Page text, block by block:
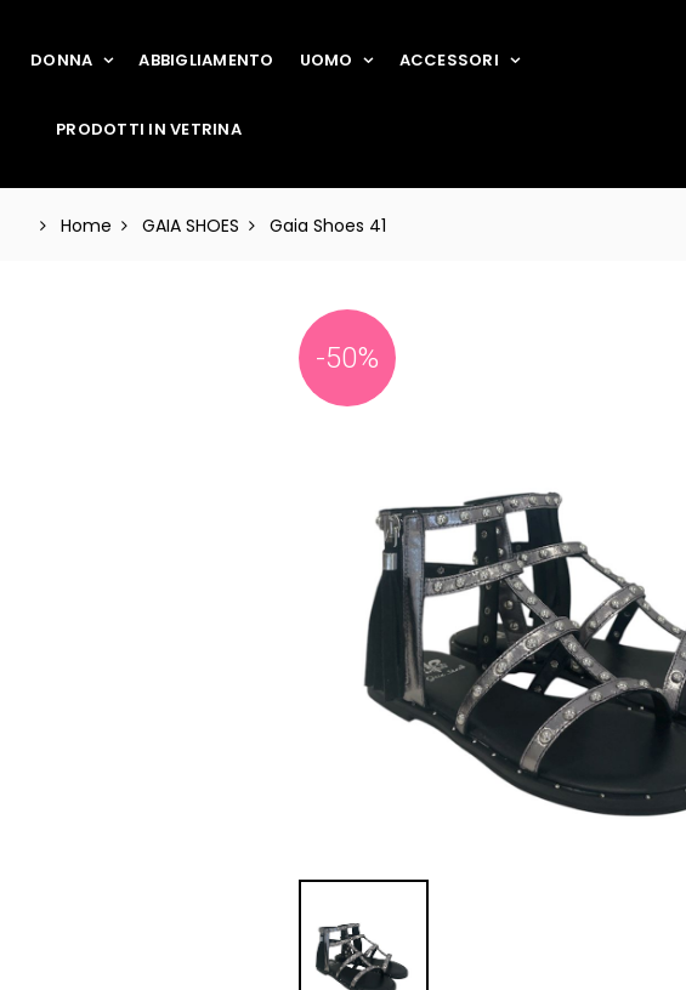
DONNA ABBIGLIAMENTO UOMO ACCESSORI
PRODOTTI IN VETRINA
Home GAIA SHOES Gaia Shoes 41
-50%